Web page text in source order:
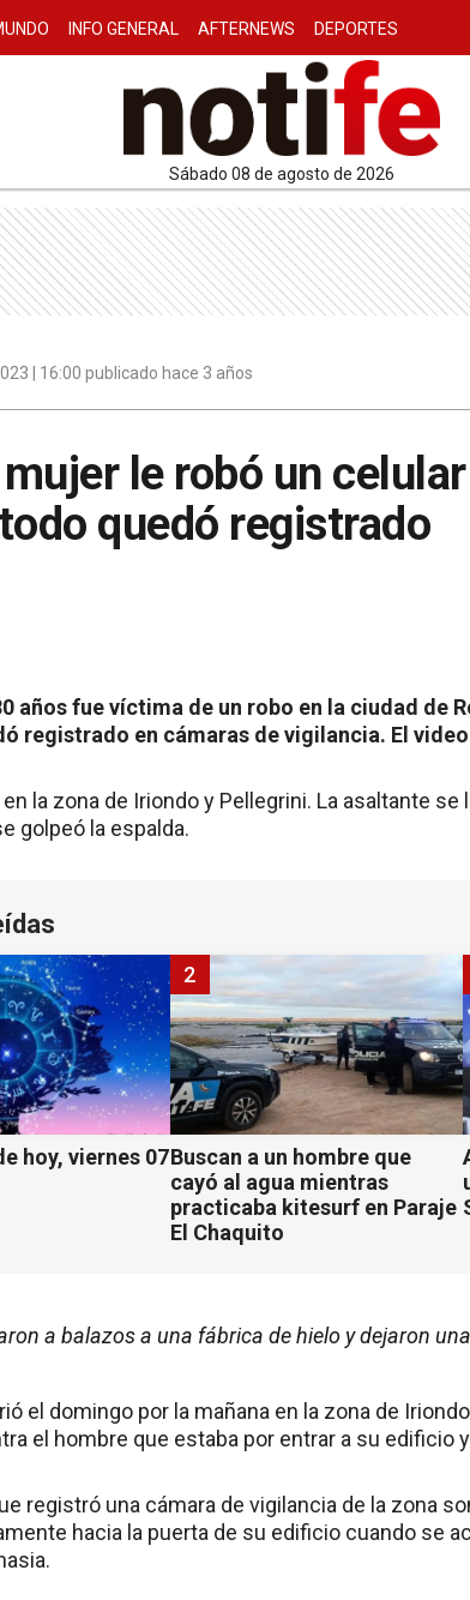
INFO GENERAL AFTERNEWS DEPORTES
sábado 08 de agosto de 2026
| 16:00 publicado hace 3 años
le robó un
quedó registrado
años fue víctima de un robo en la ciudad de
registrado en cámaras de vigilancia. El
la zona de Iriondo y Pellegrini. La asaltante
golpeó la espalda.
hoy, viernes 07Buscan a un hombre que
cayó al agua mientras
practicaba kitesurf en Paraje
El Chaquito
2
a balazos a una fábrica de hielo y dejaron
el domingo por la mañana en la zona de
el hombre que estaba por entrar a su edificio
registró una cámara de vigilancia de la zona
hacia la puerta de su edificio cuando se